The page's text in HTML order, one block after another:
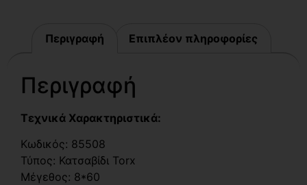
Περιγραφή Επιπλέον πληροφορίες
Περιγραφή
Τεχνικά Χαρακτηριστικά:
Κωδικός: 85508
Τύπος: Κατσαβίδι Torx
Μέγεθος: 8*60